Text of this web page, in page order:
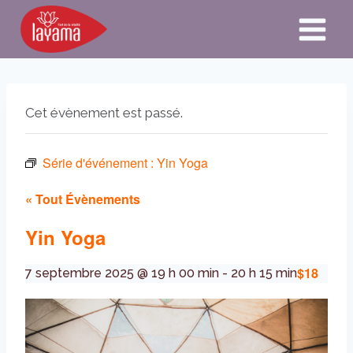
Aller
contenu
Cet évènement est passé.
Série d'événement : Yin Yoga
« Tout Évènements
Yin Yoga
7 septembre 2025 @ 19 h 00 min - 20 h 15 min$18